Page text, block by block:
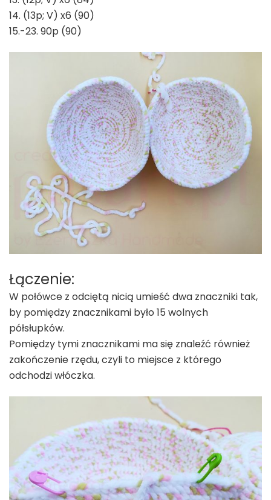
14. (13p; V) x6 (90)
15.-23. 90p (90)
Łączenie:
W połówce z odciętą nicią umieść dwa znaczniki tak,
by pomiędzy znacznikami było 15 wolnych
półsłupków.
Pomiędzy tymi znacznikami ma się znaleźć również
zakończenie rzędu, czyli to miejsce z którego
odchodzi włóczka.